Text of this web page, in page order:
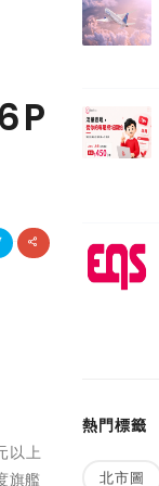
以上
旗艦
熱門標籤
北市圖